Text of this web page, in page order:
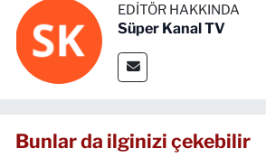
EDITÖR HAKKINDA
Süper Kanal TV
Bunlar da ilginizi çekebilir